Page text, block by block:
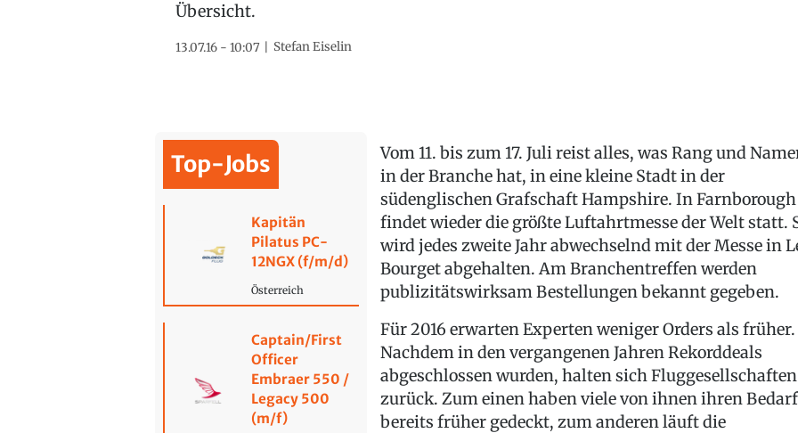
Übersicht.
13.07.16 - 10:07 Stefan Eiselin
Top-Jobs
Kapitän
Pilatus PC-
12NGX (f/m/d)
Österreich
Captain/First
Officer
Embraer 550 /
Legacy 500
(m/f)
Vom 11. bis zum 17. Juli reist alles, was Rang und
in der Branche hat, in eine kleine Stadt in der
südenglischen Grafschaft Hampshire. In Farnborough
findet wieder die größte Luftahrtmesse der Welt statt.
wird jedes zweite Jahr abwechselnd mit der Messe in
Bourget abgehalten. Am Branchentreffen werden
publizitätswirksam Bestellungen bekannt gegeben.
Für 2016 erwarten Experten weniger Orders als früher.
Nachdem in den vergangenen Jahren Rekorddeals
abgeschlossen wurden, halten sich Fluggesellschaften
zurück. Zum einen haben viele von ihnen ihren Bedarf
bereits früher gedeckt, zum anderen läuft die